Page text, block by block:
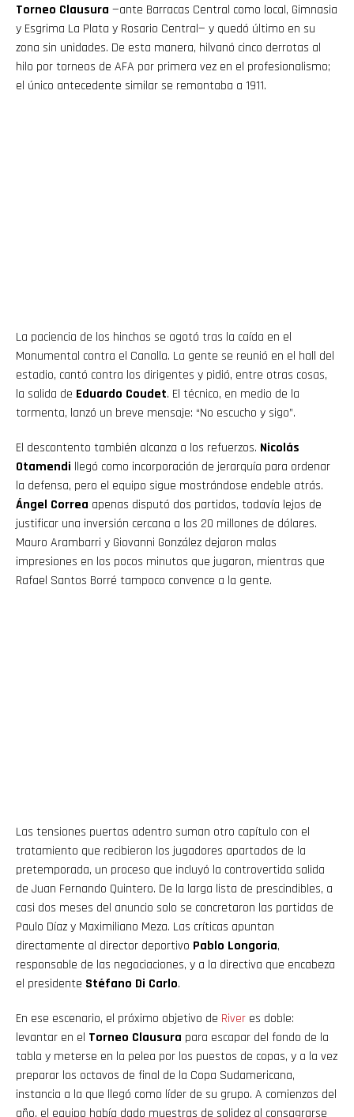
Torneo Clausura —ante Barracas Central como local, Gimnasia
y Esgrima La Plata y Rosario Central— y quedó último en su
zona sin unidades. De esta manera, hilvanó cinco derrotas al
hilo por torneos de AFA por primera vez en el profesionalismo;
el único antecedente similar se remontaba a 1911.
La paciencia de los hinchas se agotó tras la caída en el
Monumental contra el Canalla. La gente se reunió en el hall del
estadio, cantó contra los dirigentes y pidió, entre otras cosas,
la salida de Eduardo Coudet. El técnico, en medio de la
tormenta, lanzó un breve mensaje: “No escucho y sigo”.
El descontento también alcanza a los refuerzos. Nicolás
Otamendi llegó como incorporación de jerarquía para ordenar
la defensa, pero el equipo sigue mostrándose endeble atrás.
Ángel Correa apenas disputó dos partidos, todavía lejos de
justificar una inversión cercana a los 20 millones de dólares.
Mauro Arambarri y Giovanni González dejaron malas
impresiones en los pocos minutos que jugaron, mientras que
Rafael Santos Borré tampoco convence a la gente.
Las tensiones puertas adentro suman otro capítulo con el
tratamiento que recibieron los jugadores apartados de la
pretemporada, un proceso que incluyó la controvertida salida
de Juan Fernando Quintero. De la larga lista de prescindibles, a
casi dos meses del anuncio solo se concretaron las partidas de
Paulo Díaz y Maximiliano Meza. Las críticas apuntan
directamente al director deportivo Pablo Longoria,
responsable de las negociaciones, y a la directiva que encabeza
el presidente Stéfano Di Carlo.
En ese escenario, el próximo objetivo de River es doble:
levantar en el Torneo Clausura para escapar del fondo de la
tabla y meterse en la pelea por los puestos de copas, y a la vez
preparar los octavos de final de la Copa Sudamericana,
instancia a la que llegó como líder de su grupo. A comienzos del
año, el equipo había dado muestras de solidez al consagrarse